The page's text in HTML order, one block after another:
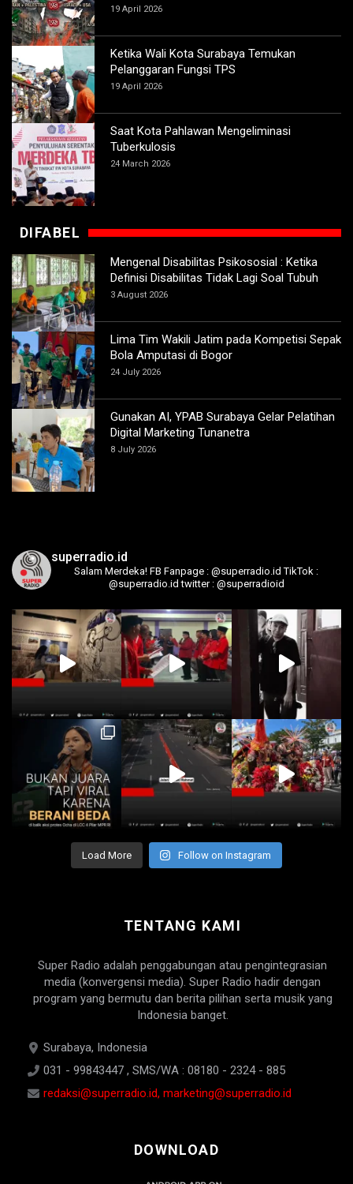
19 April 2026
Ketika Wali Kota Surabaya Temukan
Pelanggaran Fungsi TPS
19 April 2026
Saat Kota Pahlawan Mengeliminasi
Tuberkulosis
24 March 2026
DIFABEL
Mengenal Disabilitas Psikososial : Ketika
Definisi Disabilitas Tidak Lagi Soal Tubuh
3 August 2026
Lima Tim Wakili Jatim pada Kompetisi Sepak
Bola Amputasi di Bogor
24 July 2026
Gunakan AI, YPAB Surabaya Gelar Pelatihan
Digital Marketing Tunanetra
8 July 2026
superradio.id
Salam Merdeka! FB Fanpage : @superradio.id TikTok :
@superradio.id twitter : @superradioid
Load More Follow on Instagram
TENTANG KAMI
Super Radio adalah penggabungan atau pengintegrasian
media (konvergensi media). Super Radio hadir dengan
program yang bermutu dan berita pilihan serta musik yang
Indonesia banget.
Surabaya, Indonesia
031 - 99843447 , SMS/WA : 08180 - 2324 - 885
redaksi@superradio.id, marketing@superradio.id
DOWNLOAD